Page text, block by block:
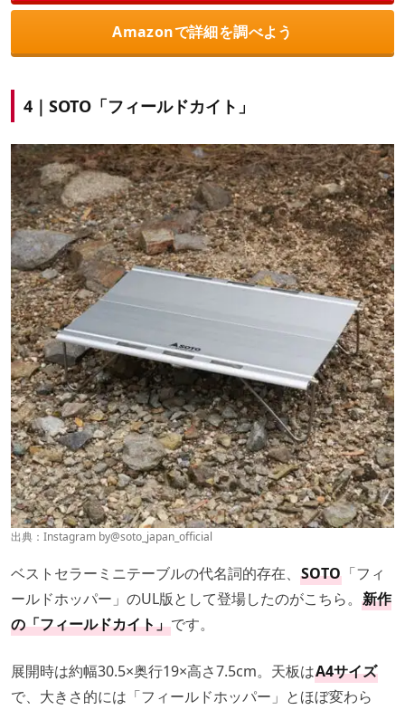
Amazonで詳細を調べよう
4｜SOTO「フィールドカイト」
出典：Instagram by@soto_japan_official
ベストセラーミニテーブルの代名詞的存在、 SOTO 「フィ
ールドホッパー」のUL版として登場したのがこちら。 新作
の「フィールドカイト」です。
展開時は約幅30.5×奥行19×高さ7.5cm。天板はA4サイズ
で、大きさ的には「フィールドホッパー」とほぼ変わら